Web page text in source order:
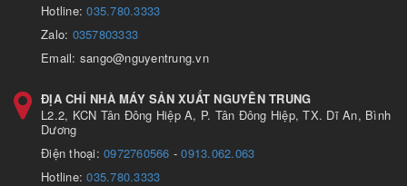
Hotline:035.780.3333
Zalo: 0357803333
Email: sango@nguyentrung.vn
ĐỊA CHỈ NHÀ MÁY SẢN XUẤT NGUYÊN TRUNG
L2.2, KCN Tân Đông Hiệp A, P. Tân Đông Hiệp, TX. Dĩ An, Bình
Dương
Điện thoại:0972760566 -0913.062.063
Hotline:035.780.3333